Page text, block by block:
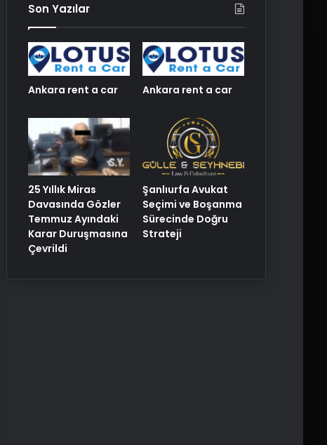
Son Yazılar
Ankara rent a car Ankara rent a car
25 Yıllık Miras
Davasında Gözler
Temmuz Ayındaki
Karar Duruşmasına
Çevrildi
Şanlıurfa Avukat
Seçimi ve Boşanma
Sürecinde Doğru
Strateji